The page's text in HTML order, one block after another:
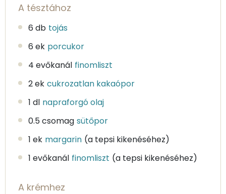
A tésztához
6 db tojás
6 ek porcukor
4 evőkanál finomliszt
2 ek cukrozatlan kakaópor
1 dl napraforgó olaj
0.5 csomag sütőpor
1 ek margarin (a tepsi kikenéséhez)
1 evőkanál finomliszt (a tepsi kikenéséhez)
A krémhez